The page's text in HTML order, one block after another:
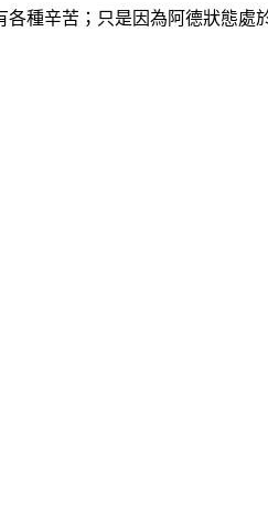
各種辛苦；只是因為阿德狀態